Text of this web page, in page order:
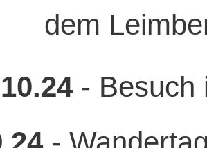
dem
- Besuch